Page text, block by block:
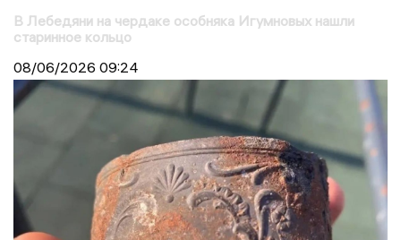
В Лебедяни на чердаке особняка Игумновых нашли
старинное кольцо
08/06/2026 09:24